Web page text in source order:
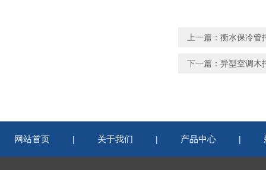
上一篇： 衡水保冷管
下一篇： 异型空调木
网站首页 | 关于我们 | 产品中心 |